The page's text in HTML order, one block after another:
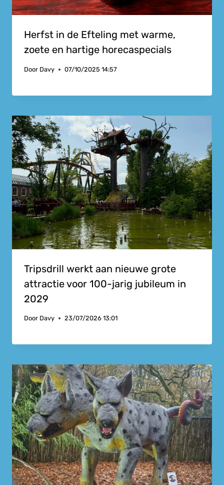
Herfst in de Efteling met warme,
zoete en hartige horecaspecials
Door Davy 07/10/2025 14:57
Tripsdrill werkt aan nieuwe grote
attractie voor 100-jarig jubileum in
2029
Door Davy 23/07/2026 13:01